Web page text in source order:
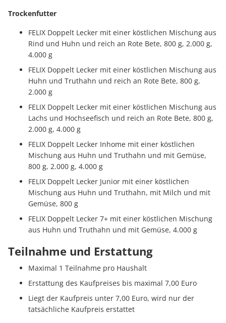
Trockenfutter
FELIX Doppelt Lecker mit einer köstlichen Mischung aus
Rind und Huhn und reich an Rote Bete, 800 g, 2.000 g,
4.000 g
FELIX Doppelt Lecker mit einer köstlichen Mischung aus
Huhn und Truthahn und reich an Rote Bete, 800 g,
2.000 g
FELIX Doppelt Lecker mit einer köstlichen Mischung aus
Lachs und Hochseefisch und reich an Rote Bete, 800 g,
2.000 g, 4.000 g
FELIX Doppelt Lecker Inhome mit einer köstlichen
Mischung aus Huhn und Truthahn und mit Gemüse,
800 g, 2.000 g, 4.000 g
FELIX Doppelt Lecker Junior mit einer köstlichen
Mischung aus Huhn und Truthahn, mit Milch und mit
Gemüse, 800 g
FELIX Doppelt Lecker 7+ mit einer köstlichen Mischung
aus Huhn und Truthahn und mit Gemüse, 4.000 g
Teilnahme und Erstattung
Maximal 1 Teilnahme pro Haushalt
Erstattung des Kaufpreises bis maximal 7,00 Euro
Liegt der Kaufpreis unter 7,00 Euro, wird nur der
tatsächliche Kaufpreis erstattet